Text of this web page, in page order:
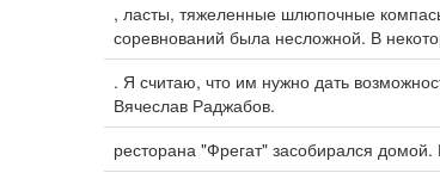
, ласты, тяжеленные шлюпочные
соревнований была несложной. В
. Я считаю, что им нужно дать
Вячеслав Раджабов.
ресторана "Фрегат" засобирался